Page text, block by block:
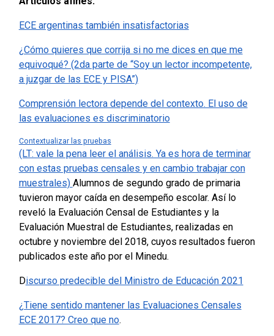
ECE argentinas también insatisfactorias
¿Cómo quieres que corrija si no me dices en que me
equivoqué? (2da parte de “Soy un lector incompetente,
a juzgar de las ECE y PISA”)
Comprensión lectora depende del contexto. El uso de
las evaluaciones es discriminatorio
Contextualizar las pruebas
(LT: vale la pena leer el análisis. Ya es hora de terminar
con estas pruebas censales y en cambio trabajar con
muestrales) Alumnos de segundo grado de primaria
tuvieron mayor caída en desempeño escolar. Así lo
reveló la Evaluación Censal de Estudiantes y la
Evaluación Muestral de Estudiantes, realizadas en
octubre y noviembre del 2018, cuyos resultados fueron
publicados este año por el Minedu.
Discurso predecible del Ministro de Educación 2021
¿Tiene sentido mantener las Evaluaciones Censales
ECE 2017? Creo que no.